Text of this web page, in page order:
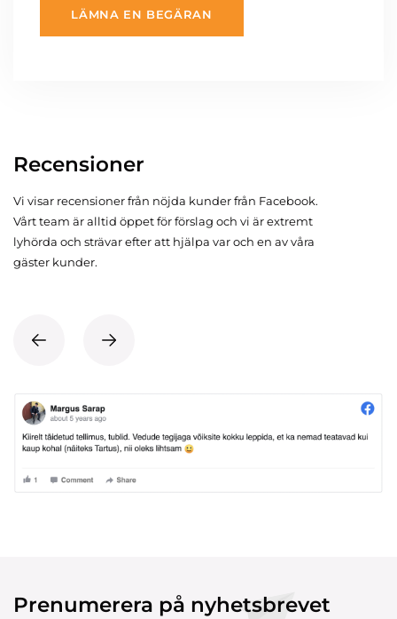
LÄMNA EN BEGÄRAN
Recensioner
Vi visar recensioner från nöjda kunder från Facebook.
Vårt team är alltid öppet för förslag och vi är extremt
lyhörda och strävar efter att hjälpa var och en av våra
gäster kunder.
Prenumerera på nyhetsbrevet